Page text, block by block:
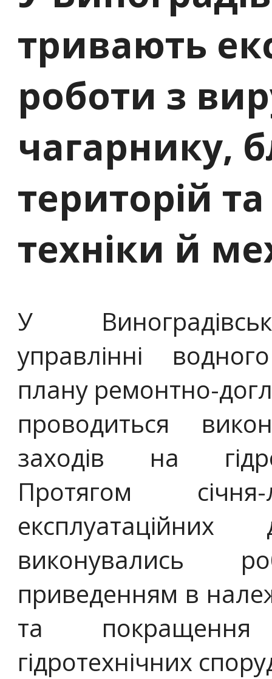
тривають
роботи з
чагарнику,
територій
техніки й
У
управлінні
плану ремонтно-
проводиться
заходів на
Протягом
експлуатаційних
виконувались
приведенням в
та покращення
гідротехнічних